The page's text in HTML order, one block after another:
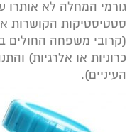
גורמי המחלה לא אותרו
סטטיסטיקות הקושרות
(קרובי משפחה החולים
כרוניות או אלרגיות)
העיניים).